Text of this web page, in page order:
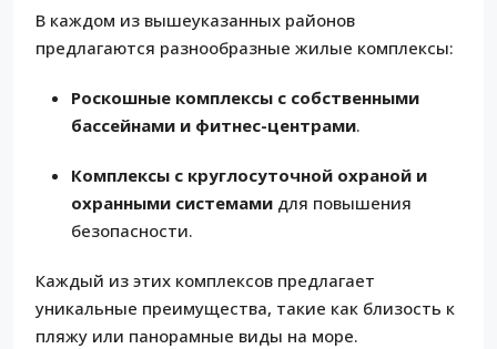
В каждом из вышеуказанных районов
предлагаются разнообразные жилые комплексы:
Роскошные комплексы с собственными
бассейнами и фитнес-центрами.
Комплексы с круглосуточной охраной и
охранными системами для повышения
безопасности.
Каждый из этих комплексов предлагает
уникальные преимущества, такие как близость к
пляжу или панорамные виды на море.